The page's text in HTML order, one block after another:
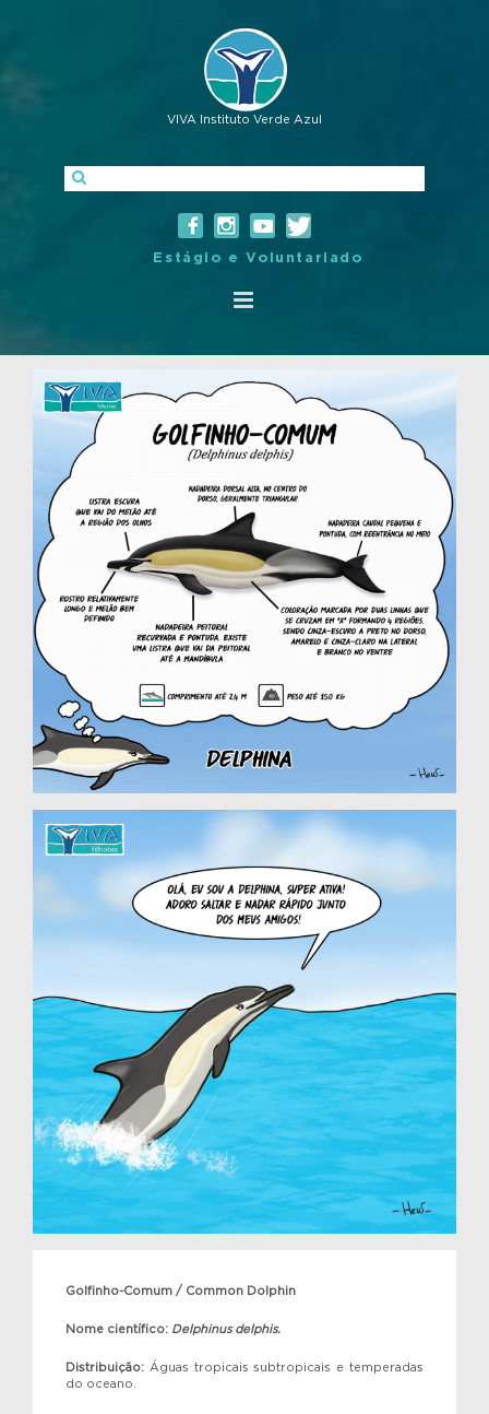
VIVA Instituto Verde Azul
Estágio e Voluntariado
Golfinho-Comum / Common Dolphin
Nome científico: Delphinus delphis.
Distribuição: Águas tropicais subtropicais e temperadas
do oceano.